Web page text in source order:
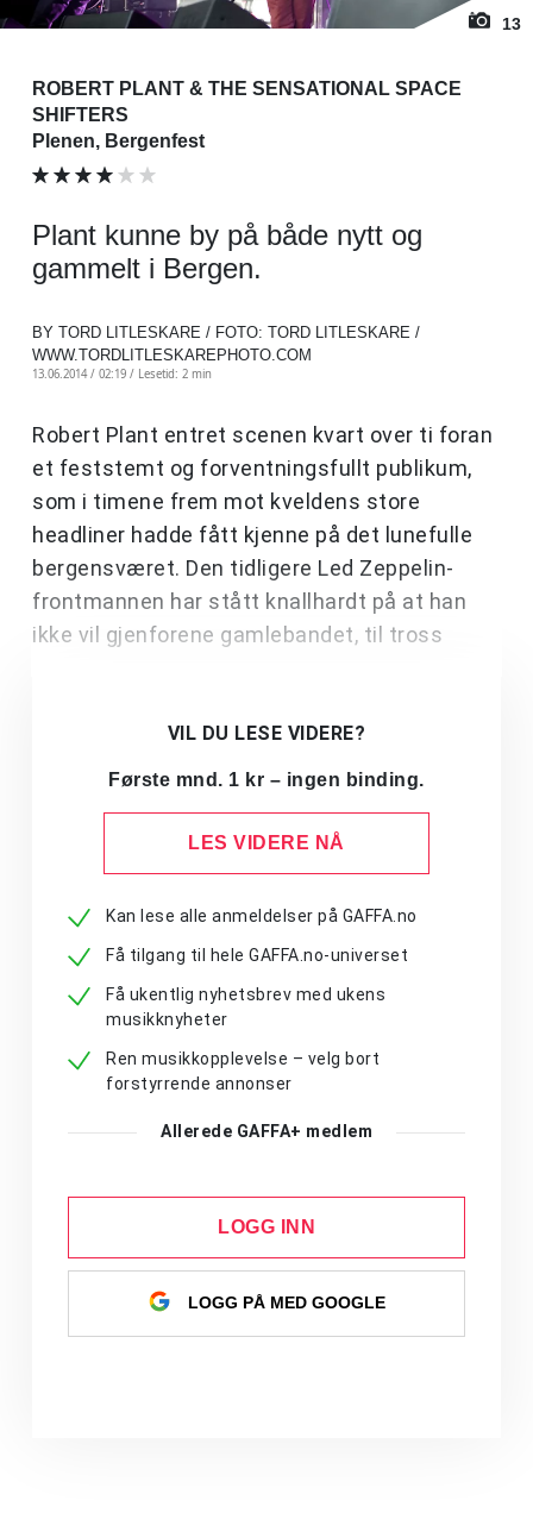
13
ROBERT PLANT & THE SENSATIONAL SPACE
SHIFTERS
Plenen, Bergenfest
Plant kunne by på både nytt og
gammelt i Bergen.
BY TORD LITLESKARE / FOTO: TORD LITLESKARE /
WWW.TORDLITLESKAREPHOTO.COM
13.06.2014 / 02:19 / Lesetid: 2 min
Robert Plant entret scenen kvart over ti foran
et feststemt og forventningsfullt publikum,
som i timene frem mot kveldens store
headliner hadde fått kjenne på det lunefulle
bergensværet. Den tidligere Led Zeppelin-
frontmannen har stått knallhardt på at han
ikke vil gjenforene gamlebandet, til tross
VIL DU LESE VIDERE?
Første mnd. 1 kr – ingen binding.
LES VIDERE NÅ
Kan lese alle anmeldelser på GAFFA.no
Få tilgang til hele GAFFA.no-universet
Få ukentlig nyhetsbrev med ukens
musikknyheter
Ren musikkopplevelse – velg bort
forstyrrende annonser
Allerede GAFFA+ medlem
LOGG INN
LOGG PÅ MED GOOGLE